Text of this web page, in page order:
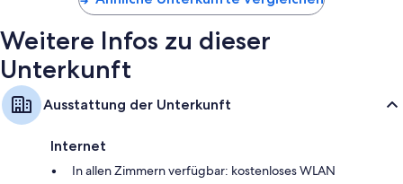
Weitere Infos zu dieser
Unterkunft
Ausstattung der Unterkunft
Internet
In allen Zimmern verfügbar: kostenloses WLAN